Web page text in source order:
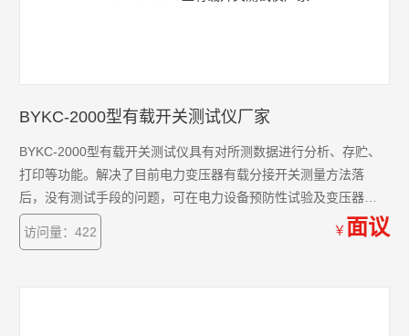
BYKC-2000型有载开关测试仪厂家
BYKC-2000型有载开关测试仪具有对所测数据进行分析、存贮、
打印等功能。解决了目前电力变压器有载分接开关测量方法落
后，没有测试手段的问题，可在电力设备预防性试验及变压器大
修中及时诊断出有载分接开关的潜在故障，对提高电力系统运行
的可靠性具有重要意义
访问量：422 ￥ 面议